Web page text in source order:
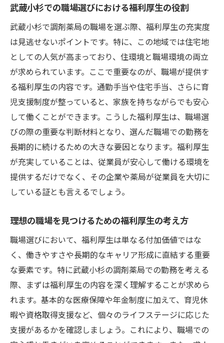
武蔵小杉での職場選びにおける福利厚生の役割
武蔵小杉で調剤薬局の職場を選ぶ際、福利厚生の充実度
は見逃せないポイントです。特に、この地域では住宅地
としての人気が高まっており、住環境と職場環境の両立
が求められています。ここで重要なのが、職場が提供す
る福利厚生の内容です。通勤手当や住宅手当、さらに育
児支援制度が整っていると、家族を持ちながらでも安心
して働くことができます。こうした福利厚生は、職場選
びの際の重要な判断材料となり、選んだ職場での勤務を
長期的に続けるための大きな要因となります。福利厚生
が充実していることは、従業員が安心して働ける環境を
提供するだけでなく、その企業や薬局が従業員を大切に
している証とも言えるでしょう。
理想の職場を見つけるための福利厚生の考え方
職場選びにおいて、福利厚生は単なる付加価値ではな
く、働きやすさや長期的なキャリア形成に直結する重要
な要素です。特に武蔵小杉の調剤薬局での勤務を考える
際、まずは福利厚生の内容を深く理解することが求めら
れます。基本的な医療保障や年金制度に加えて、育児休
暇や資格取得支援など、個々のライフステージに応じた
支援があるかを確認しましょう。これにより、職場での